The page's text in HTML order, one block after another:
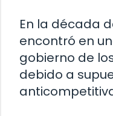
En la década
encontró en
gobierno de
debido a